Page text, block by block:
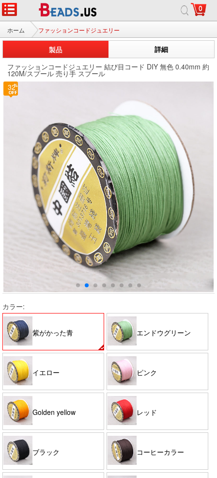
0
ホーム ファッションコードジュエリー
製品
詳細
ファッションコードジュエリー 結び目コード DIY 無色 0.40mm 約
120M/スプール 売り手 スプール
カラー:
紫がかった青 エンドウグリーン
イエロー ピンク
Golden yellow レッド
ブラック コーヒーカラー